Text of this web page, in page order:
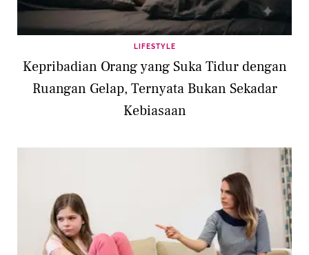
LIFESTYLE
Kepribadian Orang yang Suka Tidur dengan
Ruangan Gelap, Ternyata Bukan Sekadar
Kebiasaan